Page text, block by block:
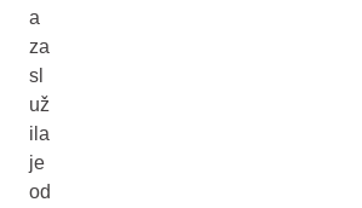
a
za
sl
už
ila
je
od